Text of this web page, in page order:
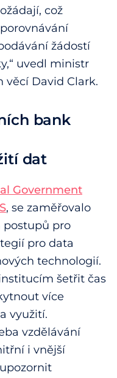
což
žádostí
uvedl ministr
věcí David Clark.
bank
dat
Government
, se zaměřovalo
postupů pro
pro data
technologií.
šetřit čas
více
využití.
vzdělávání
i vnější